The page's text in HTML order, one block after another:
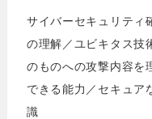
サイバーセキュリティ
の理解／ユビキタス技
のものへの攻撃内容を
できる能力／セキュア
識